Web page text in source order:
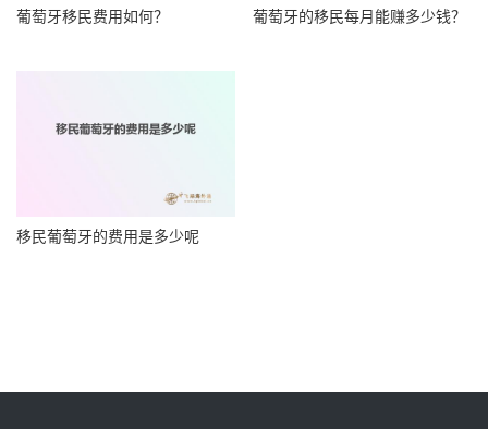
葡萄牙移民费用如何？ 葡萄牙的移民每月能赚多少钱？
移民葡萄牙的费用是多少呢